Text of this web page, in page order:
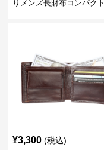
りメンズ長財布コンパクト
¥3,300 (税込)